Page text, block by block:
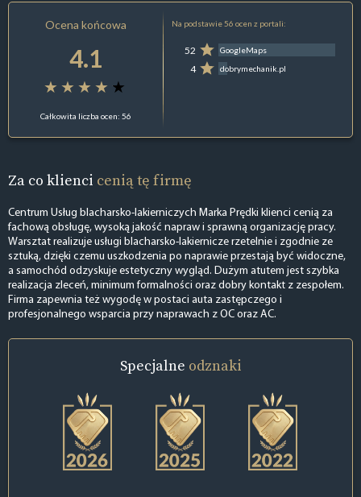
Ocena końcowa
4.1
Całkowita liczba ocen: 56
Na podstawie 56 ocen z portali:
52 GoogleMaps
4 dobrymechanik.pl
Za co klienci cenią tę firmę
Centrum Usług blacharsko-lakierniczych Marka Prędki klienci cenią za
fachową obsługę, wysoką jakość napraw i sprawną organizację pracy.
Warsztat realizuje usługi blacharsko-lakiernicze rzetelnie i zgodnie ze
sztuką, dzięki czemu uszkodzenia po naprawie przestają być widoczne,
a samochód odzyskuje estetyczny wygląd. Dużym atutem jest szybka
realizacja zleceń, minimum formalności oraz dobry kontakt z zespołem.
Firma zapewnia też wygodę w postaci auta zastępczego i
profesjonalnego wsparcia przy naprawach z OC oraz AC.
Specjalne odznaki